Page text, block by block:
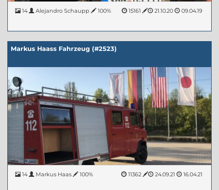
14 09.04.19
Alejandro Schaupp 21.10.20
100% 15161
Markus Haass Fahrzeug (#2523)
14 16.04.21
Markus Haas 24.09.21
100% 11362